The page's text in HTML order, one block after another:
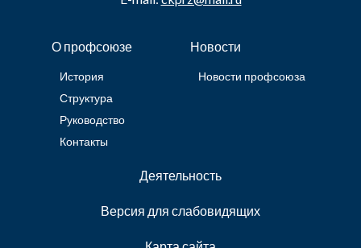
О профсоюзе
История
Структура
Руководство
Контакты
Новости
Новости профсоюза
Деятельность
Версия для слабовидящих